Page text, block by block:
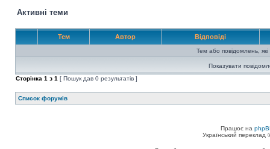
Активні теми
Тем Автор Відповіді
Тем або повідомлень,
Показувати
Сторінка 1 з 1 [ Пошук дав 0 результатів ]
Список форумів
Працює на
Український